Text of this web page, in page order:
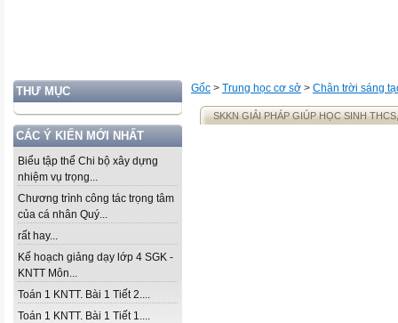
THƯ MỤC
CÁC Ý KIẾN MỚI NHẤT
Biểu tập thể Chi bộ xây dựng
nhiệm vụ trọng...
Chương trình công tác trọng tâm
của cá nhân Quý...
rất hay...
Kế hoạch giảng dạy lớp 4 SGK -
KNTT Môn...
Toán 1 KNTT. Bài 1 Tiết 2....
Toán 1 KNTT. Bài 1 Tiết 1....
Gốc > Trung học cơ sở > Chân trời sáng
SKKN GIẢI PHÁP GIÚP HỌC SINH